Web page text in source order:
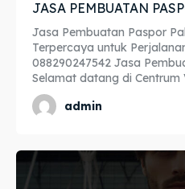
Asuransi
Blog
Asuransi
Blog
JASA PEMBUATAN
Jasa Pembuatan Paspor
Terpercaya untuk
088290247542 Jasa Pembuatan Paspor Palu -
Selamat datang di Centrum
admin